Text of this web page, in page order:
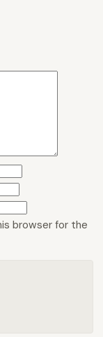
browser for the